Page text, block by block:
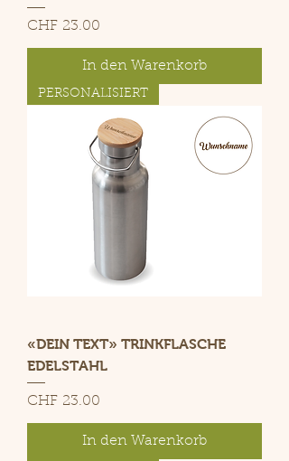
Preis
CHF 23.00
In den Warenkorb
PERSONALISIERT
«DEIN TEXT» TRINKFLASCHE
EDELSTAHL
Preis
CHF 23.00
In den Warenkorb